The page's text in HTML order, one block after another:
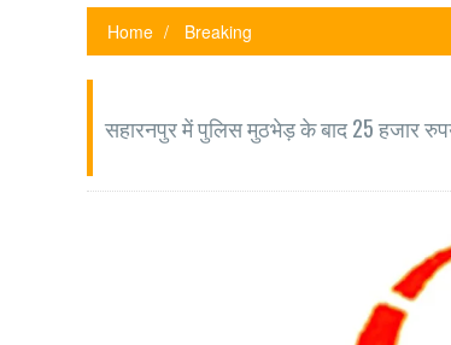
Home Breaking
सहारनपुर में पुलिस मुठभेड़ के बाद 25 हजार रुपये